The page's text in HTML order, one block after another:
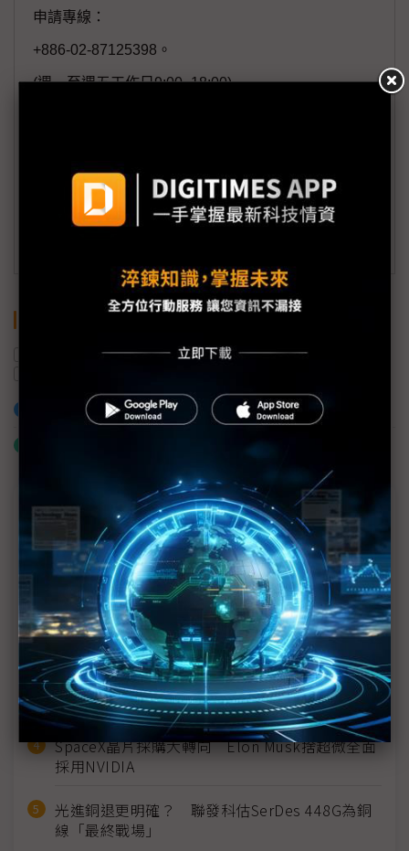
申請專線：
+886-02-87125398。
(週一至週五工作日9:00~18:00)
(一個工作日內將回覆您的來信)
新創企業 航太
太空產業
加入已選取到「關鍵字追蹤」
近７天熱門報導
MLCC訂單過熱、出貨比創高 村田示警全球AI基
建熱潮將趨緩
2027全年記憶體產能提前售罄 買家「祕而不
宣」只怕買不夠
英特爾EMIB良率達標 聯發科第2代ASIC產品
2028準時量產
SpaceX晶片採購大轉向 Elon Musk捨超微全面
採用NVIDIA
光進銅退更明確？ 聯發科估SerDes 448G為銅
線「最終戰場」